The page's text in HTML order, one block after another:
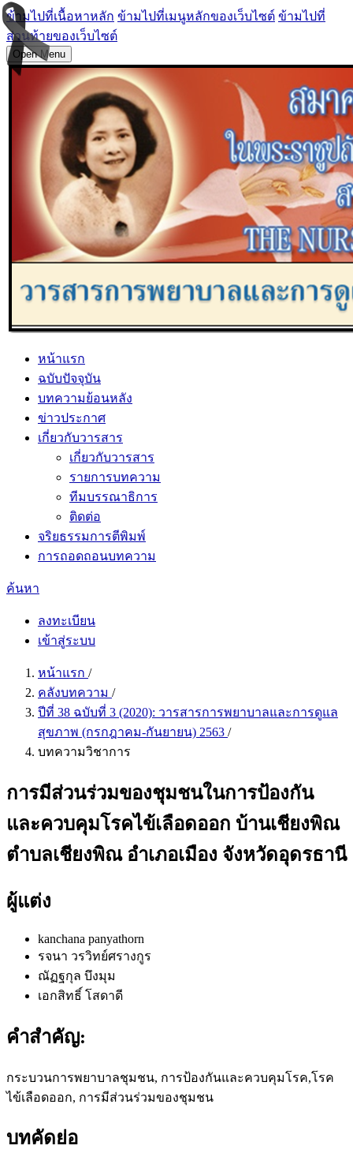
ข้ามไปที่เนื้อหาหลัก ข้ามไปที่เมนูหลักของเว็บไซต์ ข้ามไปที่
ส่วนท้ายของเว็บไซต์
Open Menu
หน้าแรก
ฉบับปัจจุบัน
บทความย้อนหลัง
ข่าวประกาศ
เกี่ยวกับวารสาร
เกี่ยวกับวารสาร
รายการบทความ
ทีมบรรณาธิการ
ติดต่อ
จริยธรรมการตีพิมพ์
การถอดถอนบทความ
ค้นหา
ลงทะเบียน
เข้าสู่ระบบ
หน้าแรก /
คลังบทความ /
ปีที่ 38 ฉบับที่ 3 (2020): วารสารการพยาบาลและการดูแล
สุขภาพ (กรกฎาคม-กันยายน) 2563 /
บทความวิชาการ
การมีส่วนร่วมของชุมชนในการป้องกัน
และควบคุมโรคไข้เลือดออก บ้านเชียงพิณ
ตำบลเชียงพิณ อำเภอเมือง จังหวัดอุดรธานี
ผู้แต่ง
kanchana panyathorn
รจนา วรวิทย์ศรางกูร
ณัฏฐกุล บึงมุม
เอกสิทธิ์ โสดาดี
คำสำคัญ:
กระบวนการพยาบาลชุมชน, การป้องกันและควบคุมโรค,โรค
ไข้เลือดออก, การมีส่วนร่วมของชุมชน
บทคัดย่อ